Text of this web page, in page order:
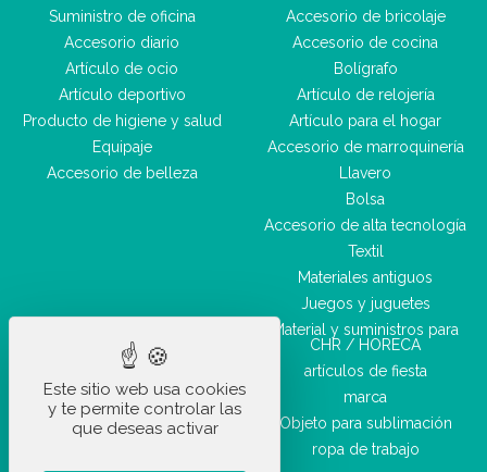
Suministro de oficina
Accesorio diario
Artículo de ocio
Artículo deportivo
Producto de higiene y salud
Equipaje
Accesorio de belleza
Accesorio de bricolaje
Accesorio de cocina
Bolígrafo
Artículo de relojería
Artículo para el hogar
Accesorio de marroquinería
Llavero
Bolsa
Accesorio de alta tecnología
Textil
Materiales antiguos
Juegos y juguetes
Material y suministros para
CHR / HORECA
artículos de fiesta
marca
Objeto para sublimación
ropa de trabajo
Este sitio web usa cookies
y te permite controlar las
que deseas activar